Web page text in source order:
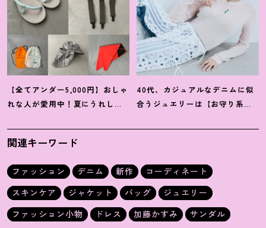
【全てアンダー5,000円】おしゃ
れな人が愛用中 ！ 夏にうれしい
小物5選
40代、カジュアルなデニムに似
合うジュエリーは【お守り系
旬顔に！
関連キーワード
ファッション デニム 新作
コーディネート
スキンケア
ジャケット バッグ
ジュエリー
ファッション小物
ドレス 加藤かすみ
サンダル